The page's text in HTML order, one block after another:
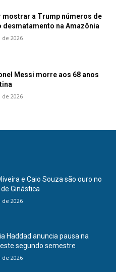
mostrar a Trump números de
desmatamento na Amazônia
de 2026
Messi morre aos 68 anos
de 2026
e Caio Souza são ouro no
Ginástica
de 2026
Haddad anuncia pausa na
segundo semestre
de 2026